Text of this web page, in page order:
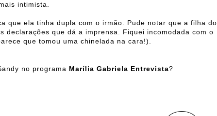
intimista.
que ela tinha dupla com o irmão. Pude notar que a filha do
declarações que dá a imprensa. Fiquei incomodada com o
que tomou uma chinelada na cara!).
no programa Marília Gabriela Entrevista?